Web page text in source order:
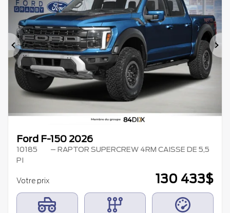
Précédent
Ford F-150 2026
10185
– RAPTOR SUPERCREW 4RM CAISSE DE 5,5
PI
Votre prix 130 433$